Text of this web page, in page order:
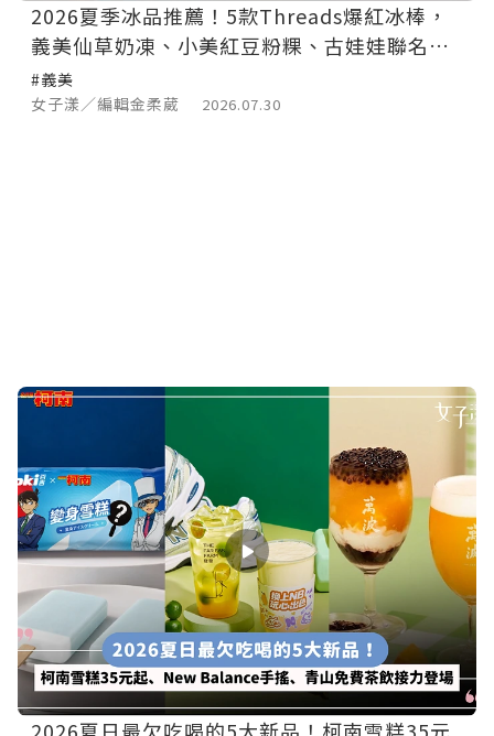
2026夏季冰品推薦！5款Threads爆紅冰棒，
義美仙草奶凍、小美紅豆粉粿、古娃娃聯名款
必吃
#義美
女子漾／編輯金柔葳
2026.07.30
2026夏日最欠吃喝的5大新品！柯南雪糕35元